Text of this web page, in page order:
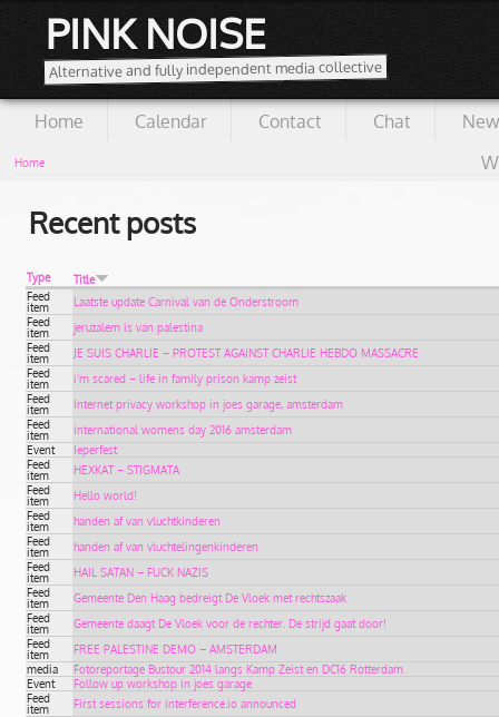
PINK NOISE
Alternative and fully independent media collective
Home Calendar Contact Chat
Home
Recent posts
Type
Title
Feed
item
Laatste update Carnival van de Onderstroom
Feed
item
jeruzalem is van palestina
Feed
item
JE SUIS CHARLIE – PROTEST AGAINST CHARLIE HEBDO MASSACRE
Feed
item
i’m scared – life in family prison kamp zeist
Feed
item
Internet privacy workshop in joes garage, amsterdam
Feed
item
international womens day 2016 amsterdam
Event
Ieperfest
Feed
item
HEXKAT – STIGMATA
Feed
item
Hello world!
Feed
item
handen af van vluchtkinderen
Feed
item
handen af van vluchtelingenkinderen
Feed
item
HAIL SATAN – FUCK NAZIS
Feed
item
Gemeente Den Haag bedreigt De Vloek met rechtszaak
Feed
item
Gemeente daagt De Vloek voor de rechter. De strijd gaat door!
Feed
item
FREE PALESTINE DEMO – AMSTERDAM
media
Fotoreportage Bustour 2014 langs Kamp Zeist en DC16 Rotterdam
Event
Follow up workshop in joes garage
Feed
item
First sessions for interference.io announced